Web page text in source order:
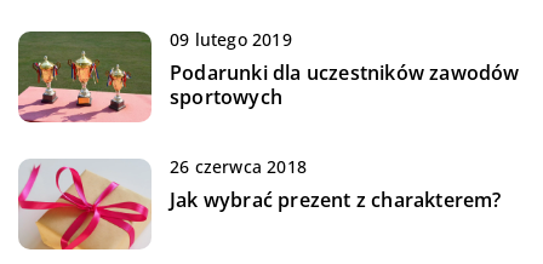
09 lutego 2019
Podarunki dla uczestników zawodów
sportowych
26 czerwca 2018
Jak wybrać prezent z charakterem?